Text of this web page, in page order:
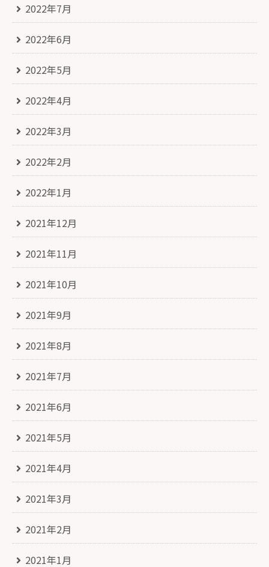
2022年7月
2022年6月
2022年5月
2022年4月
2022年3月
2022年2月
2022年1月
2021年12月
2021年11月
2021年10月
2021年9月
2021年8月
2021年7月
2021年6月
2021年5月
2021年4月
2021年3月
2021年2月
2021年1月